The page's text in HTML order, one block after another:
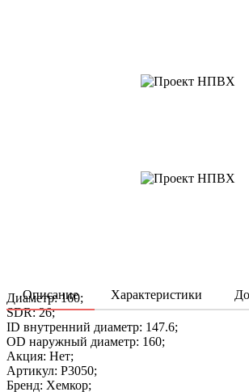
Описание Характеристики
Диаметр: 160;
SDR: 26;
ID внутренний диаметр: 147.6;
OD наружный диаметр: 160;
Акция: Нет;
Артикул: P3050;
Бренд: Хемкор;